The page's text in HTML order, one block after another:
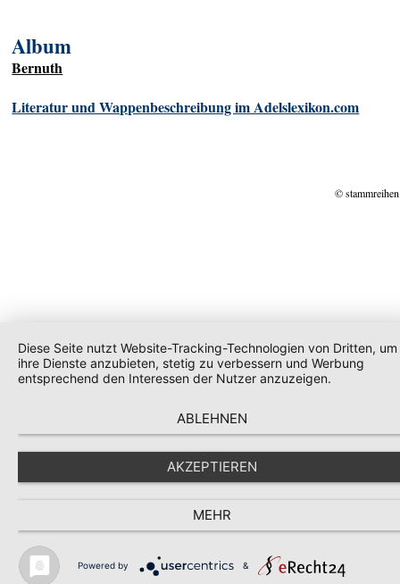
Album
Bernuth
Literatur und Wappenbeschreibung im Adelslexikon.com
©
Diese Seite nutzt Website-Tracking-Technologien von Dritten, um
ihre Dienste anzubieten, stetig zu verbessern und Werbung
entsprechend den Interessen der Nutzer anzuzeigen.
ABLEHNEN
AKZEPTIEREN
MEHR
Powered by &